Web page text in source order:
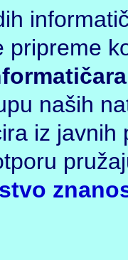
pripreme
naših
iz